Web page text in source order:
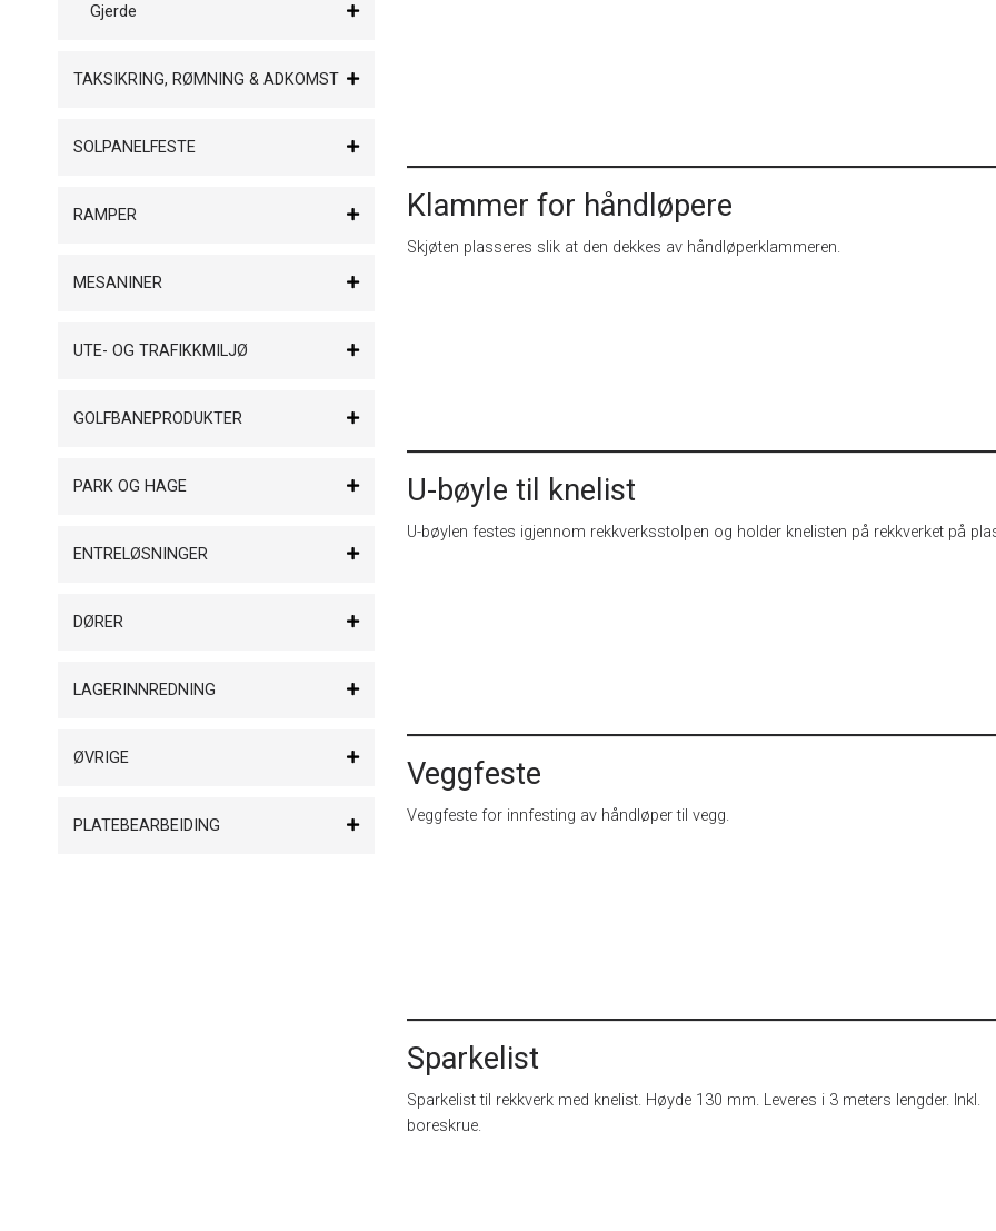
Gjerde
TAKSIKRING, RØMNING & ADKOMST
SOLPANELFESTE
RAMPER
MESANINER
UTE- OG TRAFIKKMILJØ
GOLFBANEPRODUKTER
PARK OG HAGE
ENTRELØSNINGER
DØRER
LAGERINNREDNING
ØVRIGE
PLATEBEARBEIDING
Klammer for håndløpere
Skjøten plasseres slik at den dekkes av håndløperklammeren.
U-bøyle til knelist
U-bøylen festes igjennom rekkverksstolpen og holder knelisten på rekkverket på
Veggfeste
Veggfeste for innfesting av håndløper til vegg.
Sparkelist
Sparkelist til rekkverk med knelist. Høyde 130 mm. Leveres i 3 meters lengder. Inkl.
boreskrue.